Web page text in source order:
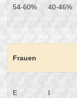
54-60%
40-46%
Frauen
E
I